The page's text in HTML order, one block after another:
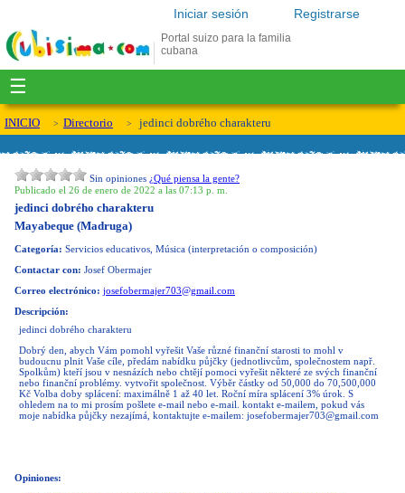
Registrarse
Iniciar sesión
Portal suizo para la familia
cubana
☰
INICIO Directorio jedinci dobrého charakteru
Sin opiniones ¿Qué piensa la gente?
Publicado el 26 de enero de 2022 a las 07:13 p. m.
jedinci dobrého charakteru
Mayabeque (Madruga)
Categoría: Servicios educativos, Música (interpretación o composición)
Contactar con: Josef Obermajer
Correo electrónico: josefobermajer703@gmail.com
Descripción:
jedinci dobrého charakteru
Dobrý den, abych Vám pomohl vyřešit Vaše různé finanční starosti to mohl v
budoucnu plnit Vaše cíle, předám nabídku půjčky (jednotlivcům, společnostem např.
Spolkům) kteří jsou v nesnázích nebo chtějí pomoci vyřešit některé ze svých finanční
nebo finanční problémy. vytvořit společnost. Výběr částky od 50,000 do 70,500,000
Kč Volba doby splácení: maximálně 1 až 40 let. Roční míra splácení 3% úrok. S
ohledem na to mi prosím pošlete e-mail nebo e-mail. kontakt e-mailem, pokud vás
moje nabídka půjčky nezajímá, kontaktujte e-mailem: josefobermajer703@gmail.com
Opiniones: